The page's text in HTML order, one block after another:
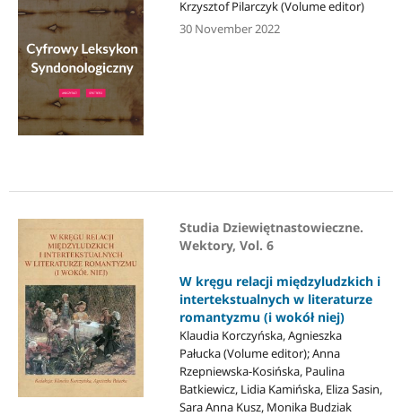
Krzysztof Pilarczyk (Volume editor)
30 November 2022
Studia Dziewiętnastowieczne.
Wektory, Vol. 6
W kręgu relacji międzyludzkich i
intertekstualnych w literaturze
romantyzmu (i wokół niej)
Klaudia Korczyńska, Agnieszka
Pałucka (Volume editor); Anna
Rzepniewska-Kosińska, Paulina
Batkiewicz, Lidia Kamińska, Eliza Sasin,
Sara Anna Kusz, Monika Budziak